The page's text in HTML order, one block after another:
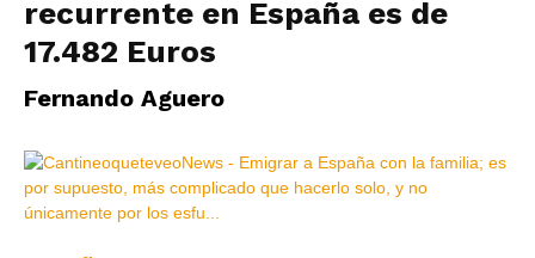
recurrente en España es de
17.482 Euros
Fernando Aguero